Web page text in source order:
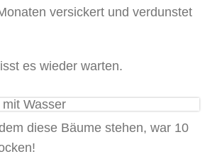
versickert und verdunstet
es wieder warten.
diese Bäume stehen, war 10